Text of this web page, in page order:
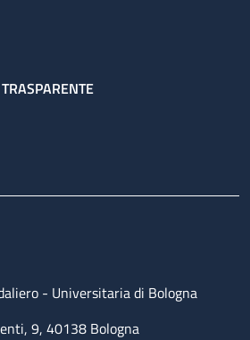
- Universitaria di Bologna
9, 40138 Bologna